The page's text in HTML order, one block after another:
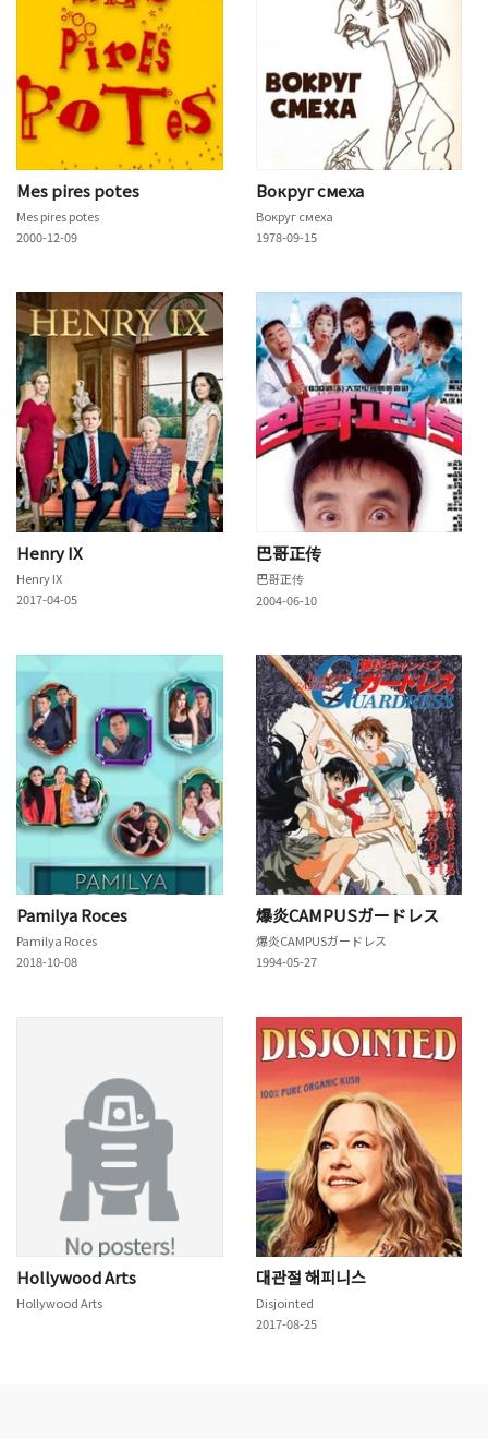
Mes pires potes
Mes pires potes
2000-12-09
Вокруг смеха
Вокруг смеха
1978-09-15
Henry IX
Henry IX
2017-04-05
巴哥正传
巴哥正传
2004-06-10
Pamilya Roces
Pamilya Roces
2018-10-08
爆炎CAMPUSガードレス
爆炎CAMPUSガードレス
1994-05-27
Hollywood Arts
Hollywood Arts
대관절 해피니스
Disjointed
2017-08-25